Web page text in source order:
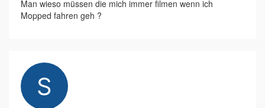
Man wieso müssen die mich immer filmen wenn ich
Mopped fahren geh ?